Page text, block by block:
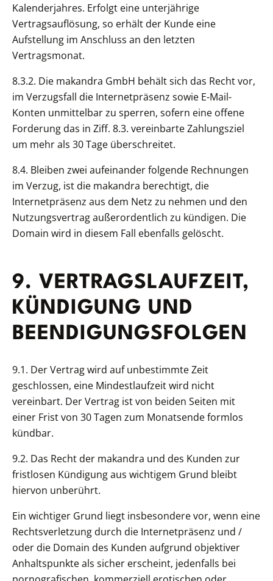
Kalenderjahres. Erfolgt eine unterjährige
Vertragsauflösung, so erhält der Kunde eine
Aufstellung im Anschluss an den letzten
Vertragsmonat.
8.3.2. Die makandra GmbH behält sich das Recht vor,
im Verzugsfall die Internetpräsenz sowie E-Mail-
Konten unmittelbar zu sperren, sofern eine offene
Forderung das in Ziff. 8.3. vereinbarte Zahlungsziel
um mehr als 30 Tage überschreitet.
8.4. Bleiben zwei aufeinander folgende Rechnungen
im Verzug, ist die makandra berechtigt, die
Internetpräsenz aus dem Netz zu nehmen und den
Nutzungsvertrag außerordentlich zu kündigen. Die
Domain wird in diesem Fall ebenfalls gelöscht.
9. VERTRAGSLAUFZEIT,
KÜNDIGUNG UND
BEENDIGUNGSFOLGEN
9.1. Der Vertrag wird auf unbestimmte Zeit
geschlossen, eine Mindestlaufzeit wird nicht
vereinbart. Der Vertrag ist von beiden Seiten mit
einer Frist von 30 Tagen zum Monatsende formlos
kündbar.
9.2. Das Recht der makandra und des Kunden zur
fristlosen Kündigung aus wichtigem Grund bleibt
hiervon unberührt.
Ein wichtiger Grund liegt insbesondere vor, wenn eine
Rechtsverletzung durch die Internetpräsenz und /
oder die Domain des Kunden aufgrund objektiver
Anhaltspunkte als sicher erscheint, jedenfalls bei